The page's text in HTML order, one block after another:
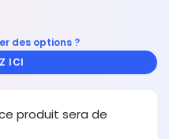
des options ?
ICI
produit sera de